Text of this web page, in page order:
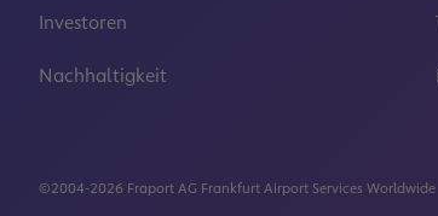
Investoren
Nachhaltigkeit
©2004-2026 Fraport AG Frankfurt Airport Services Worldwide